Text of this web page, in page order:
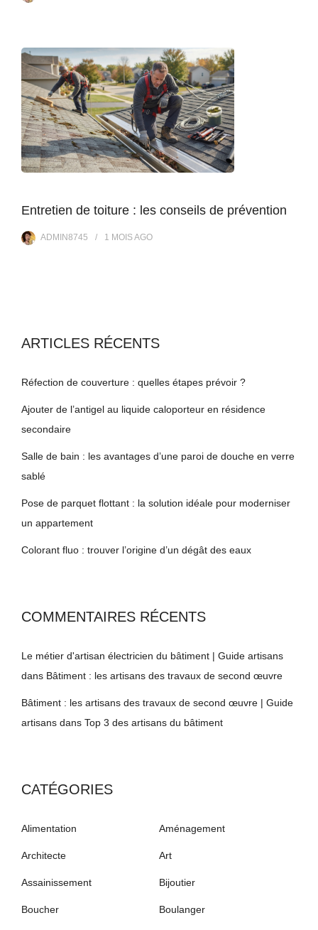
Entretien de toiture : les conseils de prévention
ADMIN8745 1 MOISAGO
ARTICLES RÉCENTS
Réfection de couverture : quelles étapes prévoir ?
Ajouter de l’antigel au liquide caloporteur en résidence
secondaire
Salle de bain : les avantages d’une paroi de douche en verre
sablé
Pose de parquet flottant : la solution idéale pour moderniser
un appartement
Colorant fluo : trouver l’origine d’un dégât des eaux
COMMENTAIRES RÉCENTS
Le métier d'artisan électricien du bâtiment | Guide artisans
dans Bâtiment : les artisans des travaux de second œuvre
Bâtiment : les artisans des travaux de second œuvre | Guide
artisans dans Top 3 des artisans du bâtiment
CATÉGORIES
Alimentation Aménagement
Architecte Art
Assainissement Bijoutier
Boucher Boulanger